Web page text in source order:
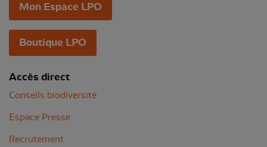
Mon Espace LPO
Boutique LPO
Accès direct
Conseils biodiversité
Espace Presse
Recrutement